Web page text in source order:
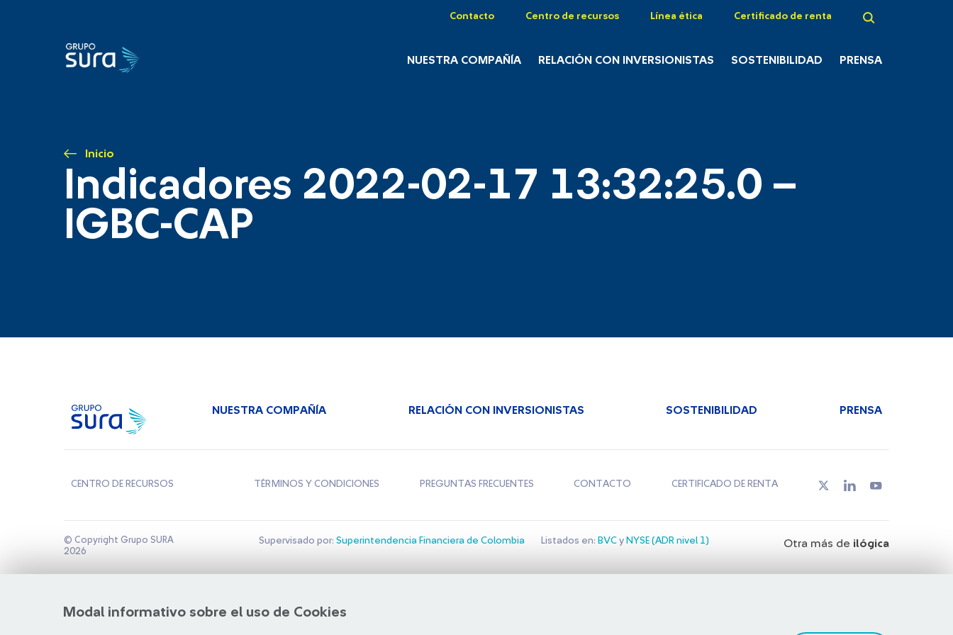
Contacto Centro de recursos Línea ética Certificado de renta
NUESTRA COMPAÑÍA RELACIÓN CON INVERSIONISTAS SOSTENIBILIDAD PRENSA
Inicio
Indicadores 2022-02-17 13:32:25.0 –
IGBC-CAP
Modal informativo sobre el uso de Cookies
NUESTRA COMPAÑÍA RELACIÓN CON INVERSIONISTAS SOSTENIBILIDAD PRENSA
CENTRO DE RECURSOS TÉRMINOS Y CONDICIONES PREGUNTAS FRECUENTES CONTACTO CERTIFICADO DE RENTA
© Copyright Grupo SURA
2026
Supervisado por: Superintendencia Financiera de Colombia Listados en: BVCy NYSE (ADR nivel 1) Otra más de ilógica